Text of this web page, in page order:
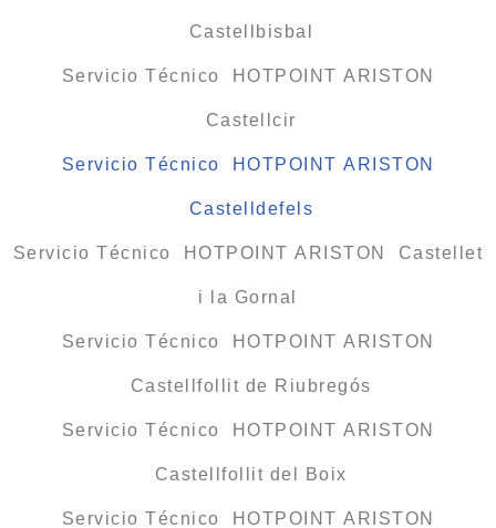
Castellbisbal
Servicio Técnico HOTPOINT ARISTON
Castellcir
Servicio Técnico HOTPOINT ARISTON
Castelldefels
Servicio Técnico HOTPOINT ARISTON Castellet
i la Gornal
Servicio Técnico HOTPOINT ARISTON
Castellfollit de Riubregós
Servicio Técnico HOTPOINT ARISTON
Castellfollit del Boix
Servicio Técnico HOTPOINT ARISTON